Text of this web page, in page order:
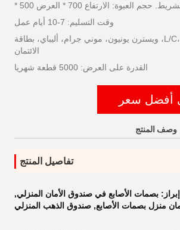
حجم العبوة: الارتفاع 700 * العرض 500 *
وقت التسليم: 7-10 أيام عمل
شروط الدفع: L/C، T/T، ويسترن يونيون، موني جرام، أليباي، بطاقة
الائتمان
القدرة على العرض: 5000 قطعة شهريا
أفضل سعر
وصف المنتج
تفاصيل المنتج
إبراز: بصمات الأصابع في صندوق الأمان المنزلي,
منزل بصمات الأصابع, صندوق الذهب المنزلي